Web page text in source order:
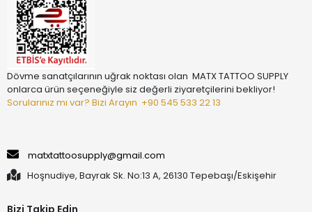
Dövme sanatçılarının uğrak noktası olan MATX TATTOO SUPPLY
onlarca ürün seçeneğiyle siz değerli ziyaretçilerini bekliyor!
Sorularınız mı var? Bizi Arayın +90 545 533 22 13
matxtattoosupply@gmail.com
Hoşnudiye, Bayrak Sk. No:13 A, 26130 Tepebaşı/Eskişehir
Bizi Takip Edin